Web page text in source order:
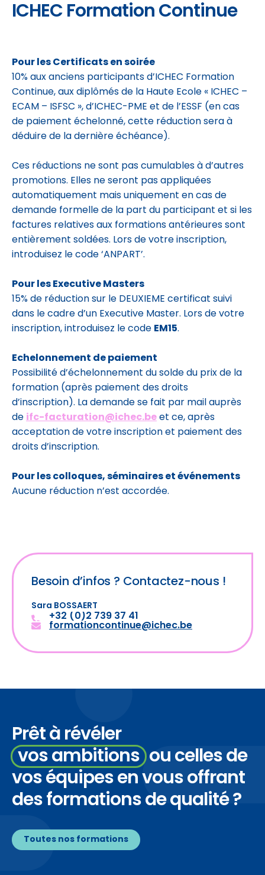
ICHEC Formation Continue
Pour les Certificats en soirée
10% aux anciens participants d’ICHEC Formation
Continue, aux diplômés de la Haute Ecole « ICHEC –
ECAM – ISFSC », d’ICHEC-PME et de l’ESSF (en cas
de paiement échelonné, cette réduction sera à
déduire de la dernière échéance).
Ces réductions ne sont pas cumulables à d’autres
promotions. Elles ne seront pas appliquées
automatiquement mais uniquement en cas de
demande formelle de la part du participant et si les
factures relatives aux formations antérieures sont
entièrement soldées. Lors de votre inscription,
introduisez le code ‘ANPART’.
Pour les Executive Masters
15% de réduction sur le DEUXIEME certificat suivi
dans le cadre d’un Executive Master. Lors de votre
inscription, introduisez le code EM15.
Echelonnement de paiement
Possibilité d’échelonnement du solde du prix de la
formation (après paiement des droits
d’inscription). La demande se fait par mail auprès
de ifc-facturation@ichec.be et ce, après
acceptation de votre inscription et paiement des
droits d’inscription.
Pour les colloques, séminaires et événements
Aucune réduction n’est accordée.
Besoin d’infos ? Contactez-nous !
Sara BOSSAERT
+32 (0)2 739 37 41
formationcontinue@ichec.be
Prêt à révéler
vos ambitions ou celles de
vos équipes en vous offrant
des formations de qualité ?
Toutes nos formations